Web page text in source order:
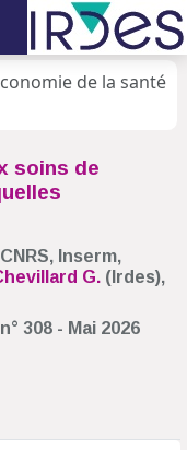
de la santé
soins de
Inserm,
G. (Irdes),
308 - Mai 2026